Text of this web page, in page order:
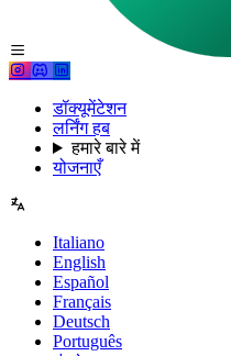
डॉक्यूमेंटेशन
लर्निंग हब
हमारे बारे में
योजनाएँ
Italiano
English
Español
Français
Deutsch
Português